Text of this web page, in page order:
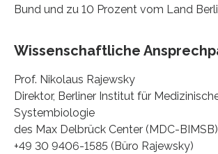
Bund und zu 10 Prozent vom Land
Wissenschaftliche
Prof. Nikolaus Rajewsky
Direktor, Berliner Institut für
Systembiologie
des Max Delbrück Center (MDC-BIMSB)
+49 30 9406-1585 (Büro Rajewsky)